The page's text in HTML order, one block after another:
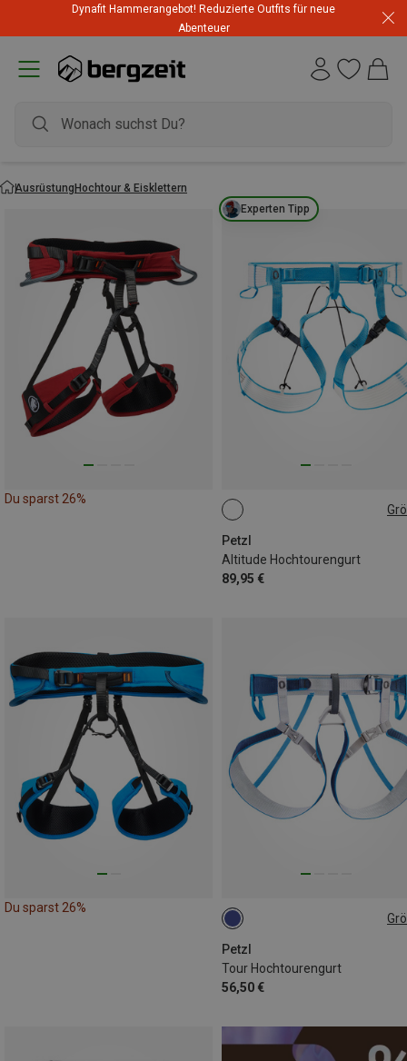
Dynafit Hammerangebot! Reduzierte Outfits für neue
Abenteuer
AusrüstungHochtour & Eisklettern
Du sparst 26%
Experten Tipp
Petzl
Altitude Hochtourengurt
89,95 €
S-M
Du sparst 26%
Petzl
Tour Hochtourengurt
56,50 €
L-XL | 84-108CM S-M | 64-